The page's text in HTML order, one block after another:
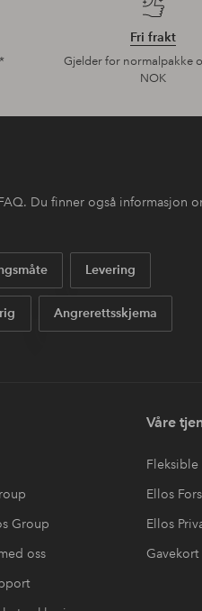
Fri frakt
Gjelder for normalpakke
NOK
Du finner også informasjon
Levering
Angrerettsskjema
Group
oss
Våre
Ellos
Ellos
Gavekort